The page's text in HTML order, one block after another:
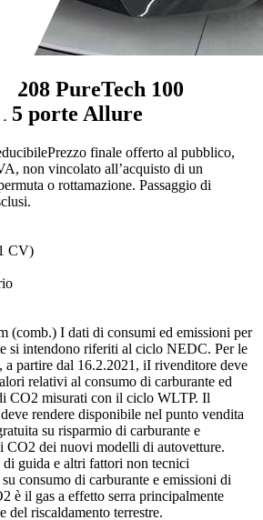
208 PureTech 100
5 porte Allure
Prezzo finale offerto al pubblico,
non vincolato all’acquisto di un
o rottamazione. Passaggio di
CV)
(comb.) I dati di consumi ed emissioni per
si intendono riferiti al ciclo NEDC. Per le
a partire dal 16.2.2021, iI rivenditore deve
relativi al consumo di carburante ed
CO2 misurati con il ciclo WLTP. Il
rendere disponibile nel punto vendita
su risparmio di carburante e
CO2 dei nuovi modelli di autovetture.
di guida e altri fattori non tecnici
consumo di carburante e emissioni di
è il gas a effetto serra principalmente
del riscaldamento terrestre.